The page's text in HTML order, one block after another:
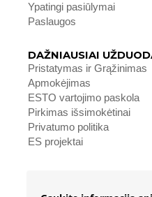
Ypatingi pasiūlymai
Paslaugos
DAŽNIAUSIAI
Pristatymas ir Grąžinimas
Apmokėjimas
ESTO vartojimo paskola
Pirkimas išsimokėtinai
Privatumo politika
ES projektai